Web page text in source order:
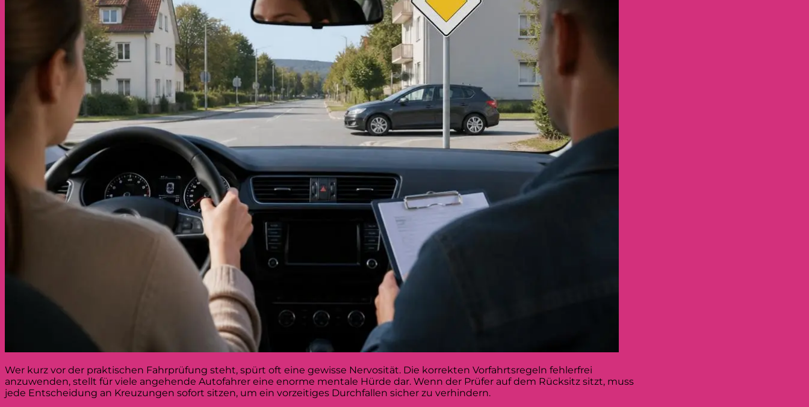
Wer kurz vor der praktischen Fahrprüfung steht, spürt oft eine gewisse Nervosität. Die korrekten Vorfahrtsregeln fehlerfrei
anzuwenden, stellt für viele angehende Autofahrer eine enorme mentale Hürde dar. Wenn der Prüfer auf dem Rücksitz sitzt, muss
jede Entscheidung an Kreuzungen sofort sitzen, um ein vorzeitiges Durchfallen sicher zu verhindern.